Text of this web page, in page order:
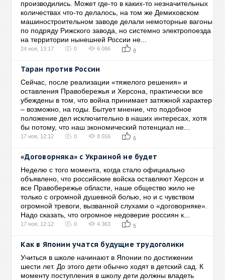
производились. Может где-то в каких-то незначительных
количествах что-то делалось, на том же Демиховском
машиностроительном заводе делали немоторные вагоны
по подряду Рижского завода, но системно электропоезда
на территории нынешней России не...
24 ноя, 13:17 0 6 086 8
Таран против России
Сейчас, после реализации «тяжелого решения» и
оставления Правобережья и Херсона, практически все
убеждены в том, что война принимает затяжной характер
– возможно, на годы. Бытует мнение, что подобное
положение дел исключительно в наших интересах, хотя
бы потому, что наш экономический потенциал не...
17 ноя, 12:12 0 8 016 6
«Договорняка» с Украиной не будет
Неделю с того момента, когда стало официально
объявлено, что российские войска оставляют Херсон и
все Правобережье области, наше общество жило не
только с огромной душевной болью, но и с чувством
огромной тревоги, вызванной слухами о «договорняке».
Надо сказать, что огромное недоверие россиян к...
17 ноя, 12:12 0 4 363 5
Как в Японии учатся будущие трудоголики
Учиться в школе начинают в Японии по достижении
шести лет. До этого дети обычно ходят в детский сад. К
моменту поступления в школу дети должны владеть